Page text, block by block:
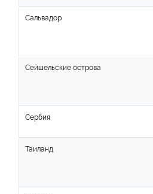
Сальвадор
Сейшельские острова
Сербия
Таиланд